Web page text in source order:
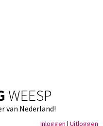
WEESP
van Nederland!
Inloggen | Uitloggen